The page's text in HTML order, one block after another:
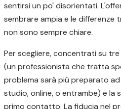
sentirsi un po' disorientati.
sembrare ampia e le
non sono sempre chiare.
Per scegliere, concentrati su
(un professionista che tratta
problema sarà più preparato
studio, online, o entrambe) e la
primo contatto. La fiducia nel